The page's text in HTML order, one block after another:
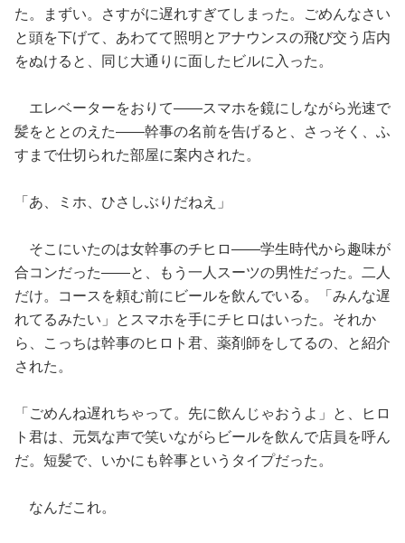
た。まずい。さすがに遅れすぎてしまった。ごめんなさい
と頭を下げて、あわてて照明とアナウンスの飛び交う店内
をぬけると、同じ大通りに面したビルに入った。
エレベーターをおりて——スマホを鏡にしながら光速で
髪をととのえた——幹事の名前を告げると、さっそく、ふ
すまで仕切られた部屋に案内された。
「あ、ミホ、ひさしぶりだねえ」
そこにいたのは女幹事のチヒロ——学生時代から趣味が
合コンだった——と、もう一人スーツの男性だった。二人
だけ。コースを頼む前にビールを飲んでいる。「みんな遅
れてるみたい」とスマホを手にチヒロはいった。それか
ら、こっちは幹事のヒロト君、薬剤師をしてるの、と紹介
された。
「ごめんね遅れちゃって。先に飲んじゃおうよ」と、ヒロ
ト君は、元気な声で笑いながらビールを飲んで店員を呼ん
だ。短髪で、いかにも幹事というタイプだった。
なんだこれ。